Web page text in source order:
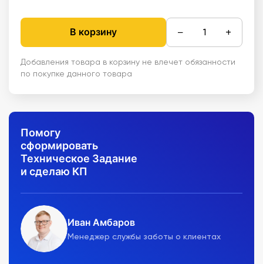
В корзину − +
Добавления товара в корзину не влечет обязанности
по покупке данного товара
Помогу
сформировать
Техническое Задание
и сделаю КП
Иван Амбаров
Менеджер службы заботы о клиентах